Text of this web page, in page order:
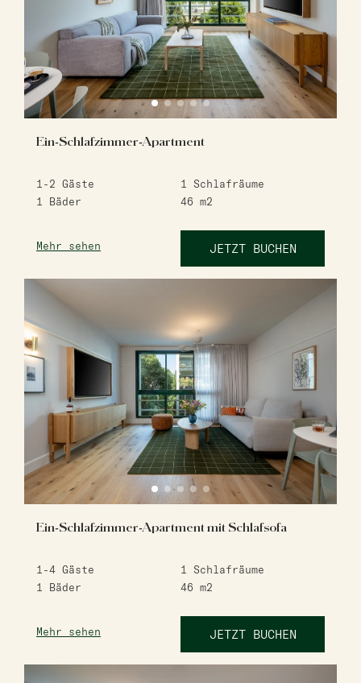
Ein-Schlafzimmer-Apartment
1-2 Gäste 1
Schlafräume
1
Bäder 46 m2
Mehr sehen JETZT BUCHEN
Ein-Schlafzimmer-Apartment mit Schlafsofa
1-4 Gäste 1
Schlafräume
1
Bäder 46 m2
Mehr sehen JETZT BUCHEN